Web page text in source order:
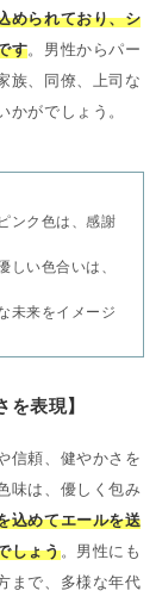
められており、シ
す。男性からパー
族、同僚、上司な
かがでしょう。
ンク色は、感謝
しい色合いは、
未来をイメージ
表現】
信頼、健やかさを
味は、優しく包み
込めてエールを送
しょう。男性にも
まで、多様な年代